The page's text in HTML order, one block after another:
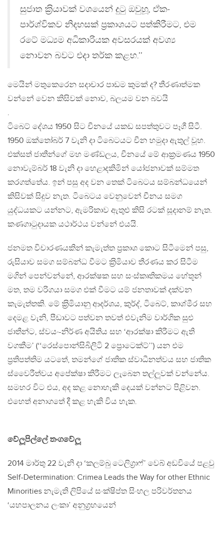
සුජාත ක‍්‍රියාවක් වශයෙන් දුටු ඔවුහූ, ඒක-
පාර්ශ්විකව නිදහසක් ප‍්‍රකාශයට පත්කිරීමට, එම
රටේ මධ්‍යම අධිකාරියක අවසරයක් අවශ්‍ය
නොවන බවට එදා තර්ක කළහ.’’
මෙයින් මතුකෙරෙන සදාචාර පාඩම කුමක් ද? තීරණාත්මක
වන්නේ වෙන කිසිවක් නොව, බලයම වන බවයි
.
ටිබෙට් දේශය 1950 සිට චීනයේ යකඩ සපත්තුවට පෑගී සිටී.
1950 ඔක්තෝබර් 7 වැනි දා ටිබෙටයට චීන හමුදා ඇතුල් වූහ.
එක්සත් ජාතීන්ගේ මහ මණ්ඩලය, චීනයේ මේ ආක‍්‍රමණය 1950
නොවැම්බර් 18 වැනි දා හෙළාදකිමින් යෝජනාවක් සම්මත
කරගත්තේය. ඉන් පසු අද වන තෙක් ටිබෙටය සම්බන්ධයෙන්
කිසිවක් සිදුව නැත. ටිබෙටය වෙනුවෙන් චීනය සමග
යුද්ධයකට යන්නට, ඇමරිකාව ඇතුළු කිසි රටක් සූදානම් නැත.
කණගාටුදායක යථාර්ථය වන්නේ එයයි.
ජනමත විචාරණයකින් කැමැත්ත ප‍්‍රකාශ කොට සිටීමෙන් පසු,
රුසියාව සමග සම්බන්ධ වීමට ක‍්‍රිමියාව තීරණය කර සිටීම
මගින් පෙන්වන්නේ, ආරක්ෂක සහ සංස්කෘතිකමය හේතූන්
මත, තම වරිගයා සමග එක් වීමට යම් ජනතාවක් දක්වන
කැමැත්තකි. මේ ක‍්‍රිමියානු ආදර්ශය, කුර්ද්, ටිබෙට්, කාශ්මීර සහ
දෙමළ වැනි, පීඩාවට පත්වන තවත් එවැනිම වාර්ගික සුළු
ජාතීන්ට, ස්වයං-නිර්ණ අයිතිය සහ ‘ආරක්ෂා කිරීමට ඇති
වගකීම’ (‘‘රෙස්පොන්සිබිලිටි 2 ප්‍රොටෙක්ට්’’) යන එම
ප‍්‍රතිපත්තිම යටතේ, තමන්ගේ ජාතික ස්වාධීනත්වය සහ ජාතික
ස්වෛරීත්වය අපේක්ෂා කිරීමට ලැබෙන තල්ලූවක් වන්නේය.
සමහර විට එය, අද කළ නොහැකි දෙයක් වන්නට පිළිවන.
එහෙත් අනාගතේ දී කළ හැකි විය හැක.
වේලූපිල්ලේ තංගවේලූ
2014 මාර්තු 22 වැනි දා ‘කලම්බු ටෙලිග‍්‍රාෆ්’ වෙබ් අඩවියේ පළවු
Self-Determination: Crimea Leads the Way for other Ethnic
Minorities නැමැති ලිපියේ සංක්ෂිප්ත සිංහල පරිවර්තනය
‘යහපාලනය ලංකා’ අනුග‍්‍රහයෙන්